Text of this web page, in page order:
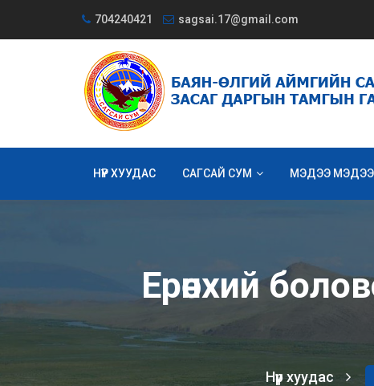
704240421 sagsai.17@gmail.com
НҮҮР ХУУДАС САГСАЙ СУМ МЭДЭЭ
Ерөнхий
Нүүр хуудас